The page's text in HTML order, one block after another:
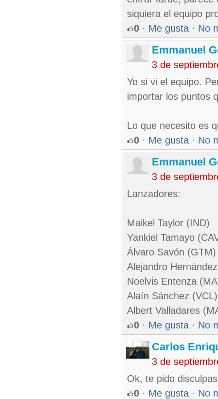
siquiera el equipo
0 · Me gusta · No
Emmanuel
3 de
Yo si vi el equipo.
importar los puntos
Lo que necesito es
0 · Me gusta · No
Emmanuel
3 de
Lanzadores:
Maikel Taylor (IND)
Yankiel Tamayo
Álvaro Savón (GTM)
Alejandro
Noelvis Entenza
Alaín Sánchez (VCL)
Albert Valladares
0 · Me gusta · No
Carlos
3 de
Ok, te pido
0 · Me gusta · No